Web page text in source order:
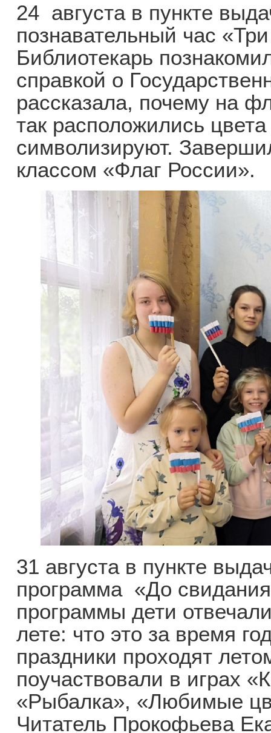
24 августа в пункте
познавательный час
Библиотекарь
справкой о
рассказала, почему на
так расположились
символизируют.
классом «Флаг России».
31 августа в пункте
программа «До
программы дети
лете: что это за время
праздники проходят
поучаствовали в играх
«Рыбалка», «Любимые
Читатель Прокофьева